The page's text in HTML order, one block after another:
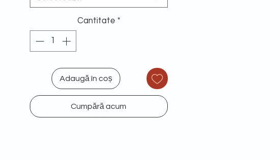
Cantitate *
Adaugă în coș
Cumpără acum